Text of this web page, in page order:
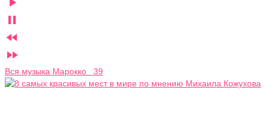



Вся музыка Марокко 39